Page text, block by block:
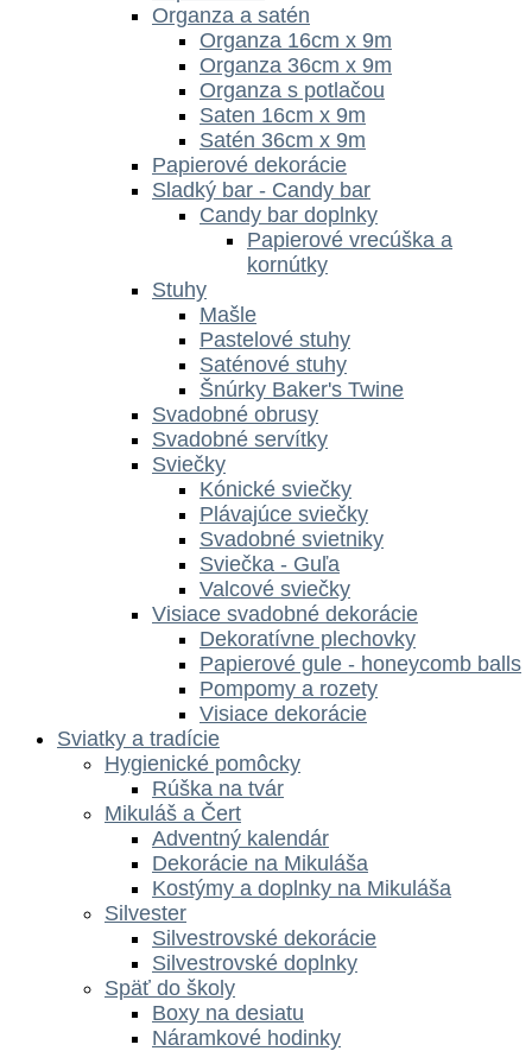
Organza a satén
Organza 16cm x 9m
Organza 36cm x 9m
Organza s potlačou
Saten 16cm x 9m
Satén 36cm x 9m
Papierové dekorácie
Sladký bar - Candy bar
Candy bar doplnky
Papierové vrecúška a
kornútky
Stuhy
Mašle
Pastelové stuhy
Saténové stuhy
Šnúrky Baker's Twine
Svadobné obrusy
Svadobné servítky
Sviečky
Kónické sviečky
Plávajúce sviečky
Svadobné svietniky
Sviečka - Guľa
Valcové sviečky
Visiace svadobné dekorácie
Dekoratívne plechovky
Papierové gule - honeycomb balls
Pompomy a rozety
Visiace dekorácie
Sviatky a tradície
Hygienické pomôcky
Rúška na tvár
Mikuláš a Čert
Adventný kalendár
Dekorácie na Mikuláša
Kostýmy a doplnky na Mikuláša
Silvester
Silvestrovské dekorácie
Silvestrovské doplnky
Späť do školy
Boxy na desiatu
Náramkové hodinky